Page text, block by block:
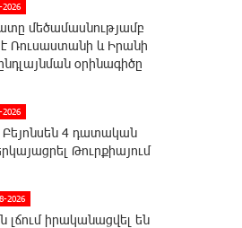
մեծամասնությամբ
է Ռուսաստանի և Իրանի
օրինագիծը
Բեյոնսեն ​​4 դատական
Թուրքիայում
2026
լճում իրականացվել են